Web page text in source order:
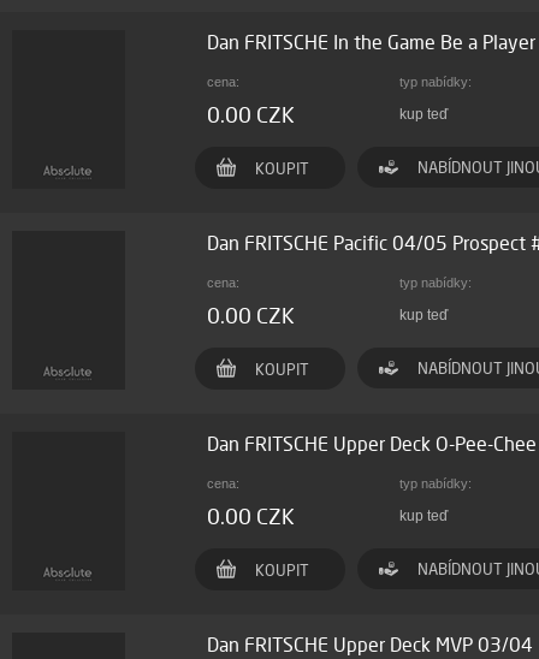
Dan FRITSCHE In the Game Be a
cena: typ nabídky:
0.00 CZK kup teď
KOUPIT NABÍDNOUT
Dan FRITSCHE Pacific 04/05 Prospect
cena: typ nabídky:
0.00 CZK kup teď
KOUPIT NABÍDNOUT
Dan FRITSCHE Upper Deck O-Pee-
cena: typ nabídky:
0.00 CZK kup teď
KOUPIT NABÍDNOUT
Dan FRITSCHE Upper Deck MVP 03/